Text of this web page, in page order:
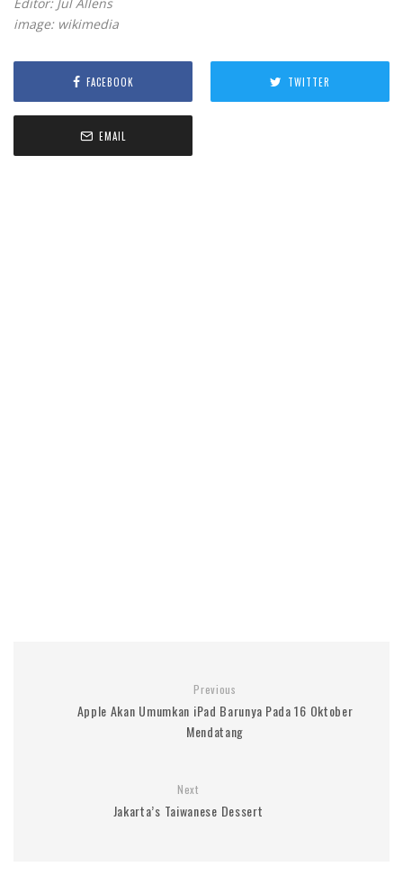
image: wikimedia
FACEBOOK TWITTER
EMAIL
Previous
Apple Akan Umumkan iPad Barunya Pada 16 Oktober
Mendatang
Next
Jakarta’s Taiwanese Dessert